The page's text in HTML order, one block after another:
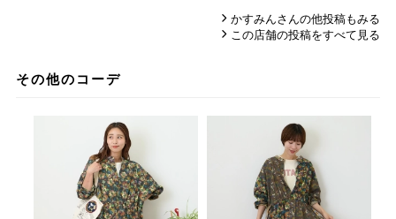
かすみんさんの他投稿もみる
この店舗の投稿をすべて見る
その他のコーデ